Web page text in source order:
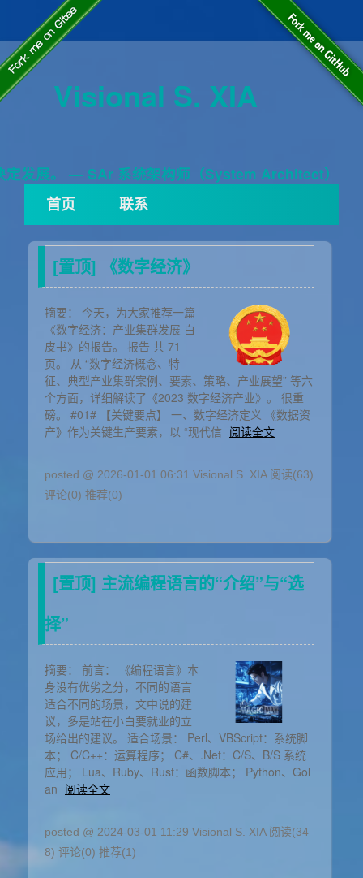
Visional S. XIA
定发展。 — SAr 系统架构师（System Architect）
首页 联系
[置顶] 《数字经济》
摘要： 今天，为大家推荐一篇
《数字经济：产业集群发展 白
皮书》的报告。 报告 共 71
页。 从 “数字经济概念、特
征、典型产业集群案例、要素、策略、产业展望” 等六
个方面，详细解读了《2023 数字经济产业》。 很重
磅。 #01# 【关键要点】 一、数字经济定义 《数据资
产》作为关键生产要素，以 “现代信 阅读全文
posted @ 2026-01-01 06:31 Visional S. XIA 阅读(63)
评论(0) 推荐(0)
[置顶] 主流编程语言的“介绍”与“选
择”
摘要： 前言： 《编程语言》本
身没有优劣之分，不同的语言
适合不同的场景，文中说的建
议，多是站在小白要就业的立
场给出的建议。 适合场景： Perl、VBScript：系统脚
本； C/C++：运算程序； C#、.Net：C/S、B/S 系统
应用； Lua、Ruby、Rust：函数脚本； Python、Gol
an 阅读全文
posted @ 2024-03-01 11:29 Visional S. XIA 阅读(34
8) 评论(0) 推荐(1)